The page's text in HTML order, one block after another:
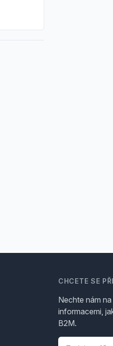
CHCETE SE
Nechte nám
informacemi,
B2M.
Telefon